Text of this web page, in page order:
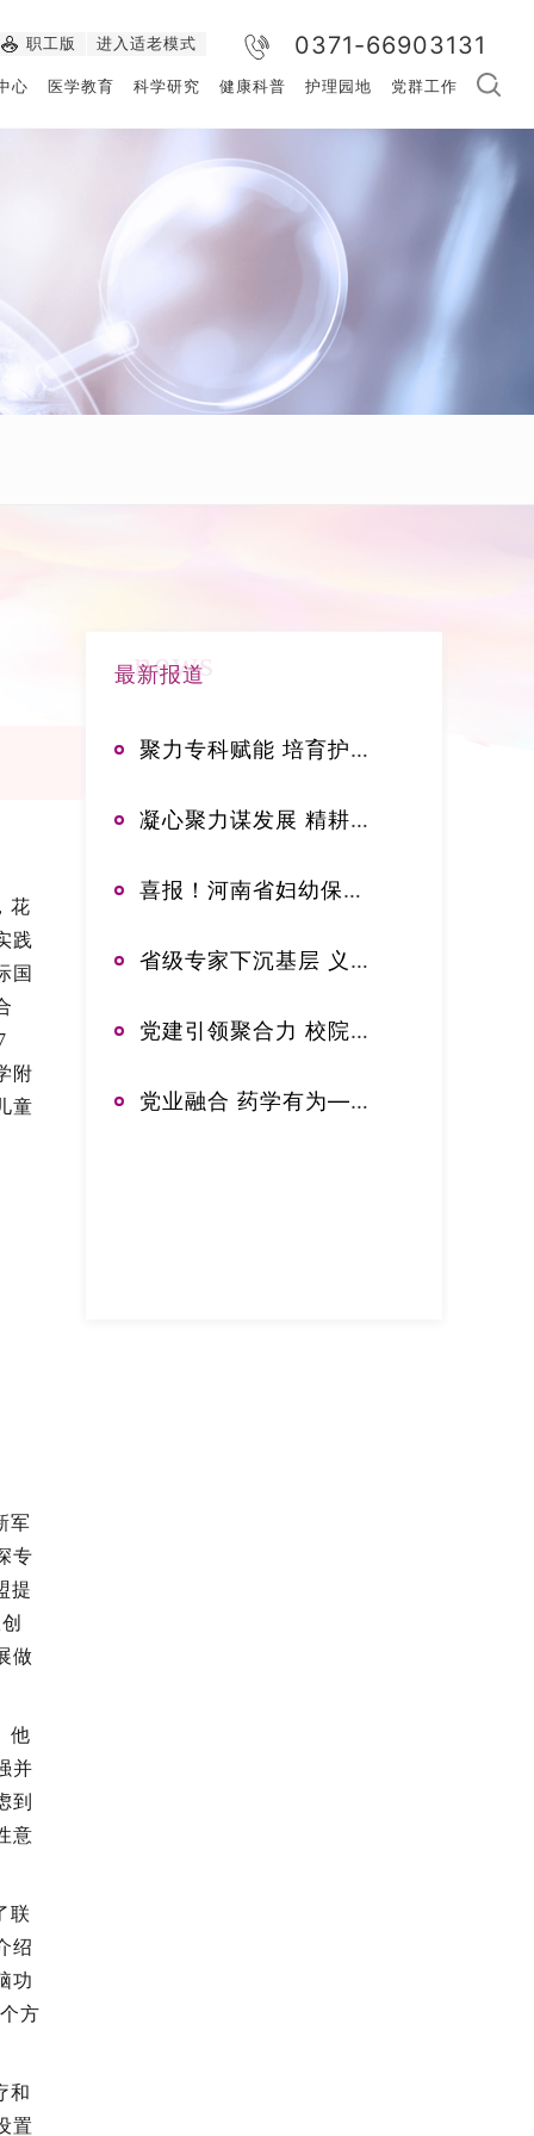
0371-66903131
职工版 进入适老模式
心 医学教育 科学研究 健康科普 护理园地 党群工作
花
践
国
附
童
军
专
提
做
他
并
到
意
联
绍
功
方
和
置
最新报道
news
聚力专科赋能 培育护理英才——郑大三附院举办2026年中华护理学会新生儿专科护士临床实践培训班开班典礼
凝心聚力谋发展 精耕专科启新篇——河南省妇幼保健院乳腺甲状腺外科召开专科高质量发展专题研讨会
喜报！河南省妇幼保健院获评爱婴医院妇幼保健人员岗位胜任力考核先进单位
省级专家下沉基层 义诊服务暖民心——郑州大学第三附属医院杨红星到滑县小铺镇卫生院开展义诊活动
党建引领聚合力 校院融合谱新篇——“教研协同·药创未来”联建活动在郑州大学药学院成功举办
党业融合 药学有为——郑大三附院药学部开展2026年党建业务融合工作推进会